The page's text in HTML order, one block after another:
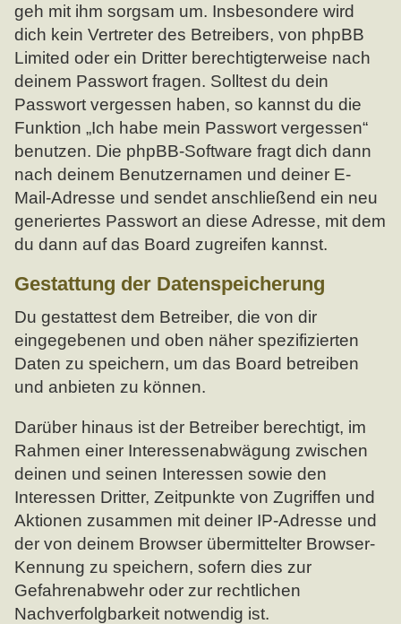
geh mit ihm sorgsam um. Insbesondere wird
dich kein Vertreter des Betreibers, von phpBB
Limited oder ein Dritter berechtigterweise nach
deinem Passwort fragen. Solltest du dein
Passwort vergessen haben, so kannst du die
Funktion „Ich habe mein Passwort vergessen“
benutzen. Die phpBB-Software fragt dich dann
nach deinem Benutzernamen und deiner E-
Mail-Adresse und sendet anschließend ein neu
generiertes Passwort an diese Adresse, mit dem
du dann auf das Board zugreifen kannst.
Gestattung der Datenspeicherung
Du gestattest dem Betreiber, die von dir
eingegebenen und oben näher spezifizierten
Daten zu speichern, um das Board betreiben
und anbieten zu können.
Darüber hinaus ist der Betreiber berechtigt, im
Rahmen einer Interessenabwägung zwischen
deinen und seinen Interessen sowie den
Interessen Dritter, Zeitpunkte von Zugriffen und
Aktionen zusammen mit deiner IP-Adresse und
der von deinem Browser übermittelter Browser-
Kennung zu speichern, sofern dies zur
Gefahrenabwehr oder zur rechtlichen
Nachverfolgbarkeit notwendig ist.